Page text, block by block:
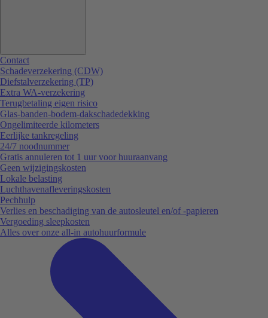
Contact
Schadeverzekering (CDW)
Diefstalverzekering (TP)
Extra WA-verzekering
Terugbetaling eigen risico
Glas-banden-bodem-dakschadedekking
Ongelimiteerde kilometers
Eerlijke tankregeling
24/7 noodnummer
Gratis annuleren tot 1 uur voor huuraanvang
Geen wijzigingskosten
Lokale belasting
Luchthavenafleveringskosten
Pechhulp
Verlies en beschadiging van de autosleutel en/of -papieren
Vergoeding sleepkosten
Alles over onze all-in autohuurformule